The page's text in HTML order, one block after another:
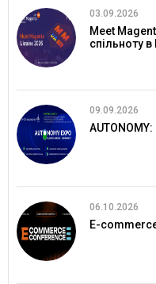
03.09.2026
Meet
спільноту в
09.09.2026
AUTONOMY:
06.10.2026
E-